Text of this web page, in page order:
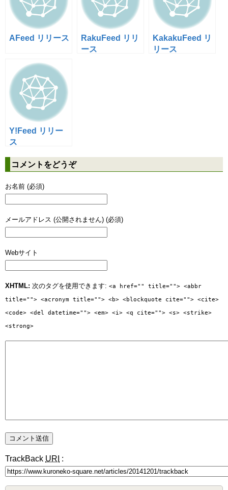
AFeed リリース
RakuFeed リリ
ース
KakakuFeed リ
リース
Y!Feed リリー
ス
コメントをどうぞ
お名前 (必須)
メールアドレス (公開されません) (必須)
Webサイト
XHTML: 次のタグを使用できます: <a href="" title=""> <abbr
title=""> <acronym title=""> <b> <blockquote cite=""> <cite>
<code> <del datetime=""> <em> <i> <q cite=""> <s> <strike>
<strong>
TrackBack URI :